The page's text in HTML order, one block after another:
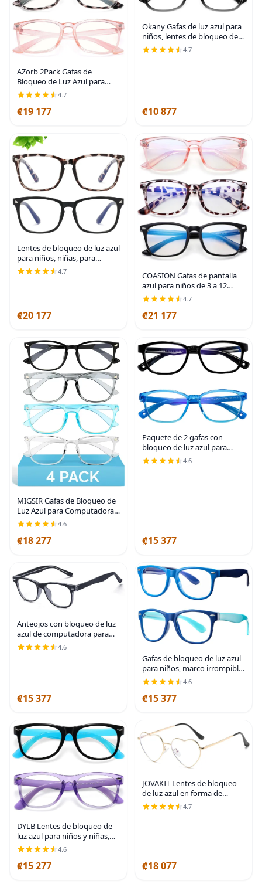
AZorb 2Pack Gafas de
Bloqueo de Luz Azul para
Niños - TR90 Gafas de
Pantalla de Computadora
Irrompibles para Niños y
4.7
₡19 177
Okany Gafas de luz azul para
niños, lentes de bloqueo de
luz azul para niñas y niños,
antirreflejos, para juegos de
4.7
₡10 877
Lentes de bloqueo de luz azul
para niños, niñas, para
computadora, juegos,
televisión, marco de anteojos
4.7
₡20 177
COASION Gafas de pantalla
azul para niños de 3 a 12
años, paquete de 3 gafas de
bloqueo de luz azul para
niñas y niños, anteojos falsos
4.7
₡21 177
MIGSIR Gafas de Bloqueo de
Luz Azul para Computadora y
Juegos, Gafas de Moda Falsas
que Ayudan a Reducir la
Fatiga Visual para Mujeres y
4.6
₡18 277
Paquete de 2 gafas con
bloqueo de luz azul para
niños, antifatiga visual y
4.6
₡15 377
Anteojos con bloqueo de luz
azul de computadora para
niños y niñas de 3 a 12 años,
antifatiga visual
4.6
₡15 377
Gafas de bloqueo de luz azul
para niños, marco irrompible
para niños y niñas (3-12 años)
4.6
₡15 377
DYLB Lentes de bloqueo de
luz azul para niños y niñas,
paquete de 2, anteojos de
a 9 años, antiluz azul y dolor
4.6
₡15 277
JOVAKIT Lentes de bloqueo
de luz azul en forma de
corazón para mujer, estilo
vintage, encantador, lentes
4.7
₡18 077